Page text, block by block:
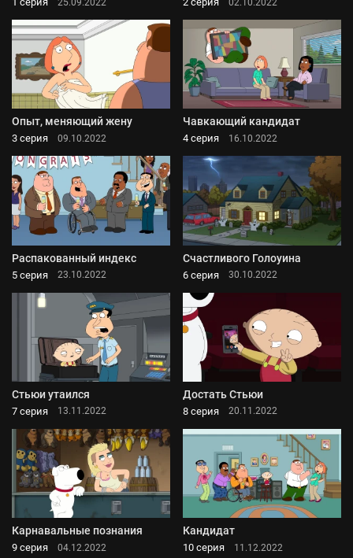
Опыт, меняющий жену
3 серия 09.10.2022
Чавкающий кандидат
4 серия 16.10.2022
Распакованный индекс
5 серия 23.10.2022
Счастливого Голоуина
6 серия 30.10.2022
Стьюи утаился
7 серия 13.11.2022
Достать Стьюи
8 серия 20.11.2022
Карнавальные познания
9 серия 04.12.2022
Кандидат
10 серия 11.12.2022